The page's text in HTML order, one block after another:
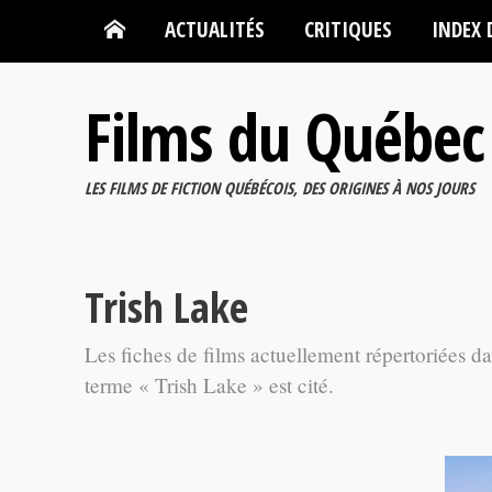
ACTUALITÉS CRITIQUES INDEX
Films du Québec
LES FILMS DE FICTION QUÉBÉCOIS, DES ORIGINES À NOS JOURS
Trish Lake
Les fiches de films actuellement répertoriées
terme « Trish Lake » est cité.